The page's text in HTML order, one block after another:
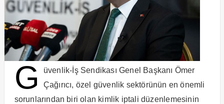
G
üvenlik-İş Sendikası Genel Başkanı Ömer
Çağırıcı, özel güvenlik sektörünün en önemli
sorunlarından biri olan kimlik iptali düzenlemesinin